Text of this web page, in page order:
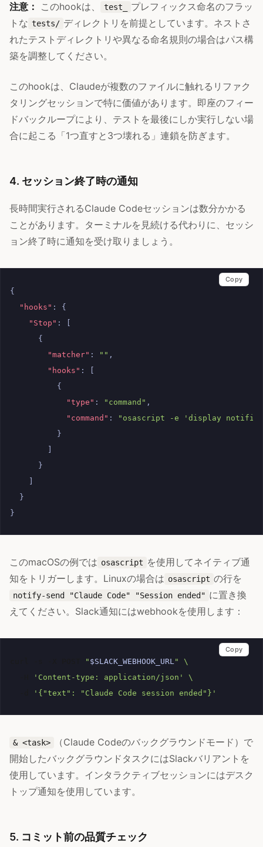
注意： このhookは、 test_
プレフィックス命名のフラッ
トな tests/ ディレクトリを前提としています。ネストさ
れたテストディレクトリや異なる命名規則の場合はパス構
築を調整してください。
このhookは、Claudeが複数のファイルに触れるリファク
タリングセッションで特に価値があります。即座のフィー
ドバックループにより、テストを最後にしか実行しない場
合に起こる「1つ直すと3つ壊れる」連鎖を防ぎます。
4. セッション終了時の通知
長時間実行されるClaude Codeセッションは数分かかる
ことがあります。ターミナルを見続ける代わりに、セッシ
ョン終了時に通知を受け取りましょう。
{
"hooks" :
{
"Stop" :
{
"matcher" : "" ,
"hooks" :
{
"type" : "command" ,
"command" :
"osascript -e 'display
}
}
}
}
Copy
このmacOSの例では osascript を使用してネイティブ通
知をトリガーします。Linuxの場合は osascript の行を
notify-send "Claude Code" "Session ended" に置き換
えてください。Slack通知にはwebhookを使用します：
" $SLACK_WEBHOOK_URL"
\
'Content-type: application/json'
\
'{"text": "Claude Code session ended"}'
Copy
& <task>
（Claude Codeのバックグラウンドモード）で
開始したバックグラウンドタスクにはSlackバリアントを
使用しています。インタラクティブセッションにはデスク
トップ通知を使用しています。
5. コミット前の品質チェック